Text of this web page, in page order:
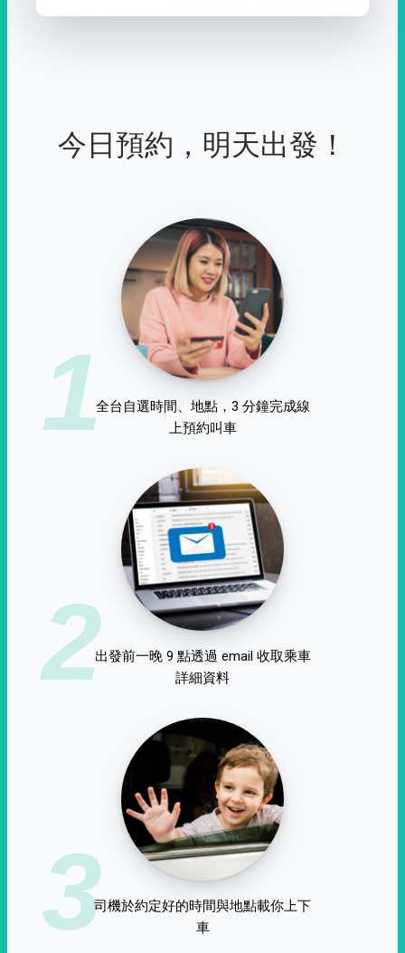
今日預約，明天出發！
1全台自選時間、地點，3 分鐘完成線
上預約叫車
2出發前一晚 9 點透過 email 收取乘車
詳細資料
3司機於約定好的時間與地點載你上下
車